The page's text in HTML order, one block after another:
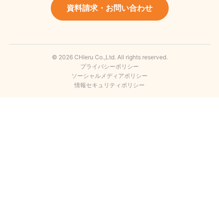
資料請求・お問い合わせ
© 2026 CHIeru Co.,Ltd. All rights reserved.
プライバシーポリシー
ソーシャルメディアポリシー
情報セキュリティポリシー